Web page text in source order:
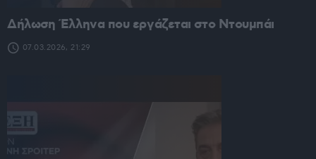
Δήλωση Έλληνα που εργάζεται στο Ντουμπάι
07.03.2026, 21:29